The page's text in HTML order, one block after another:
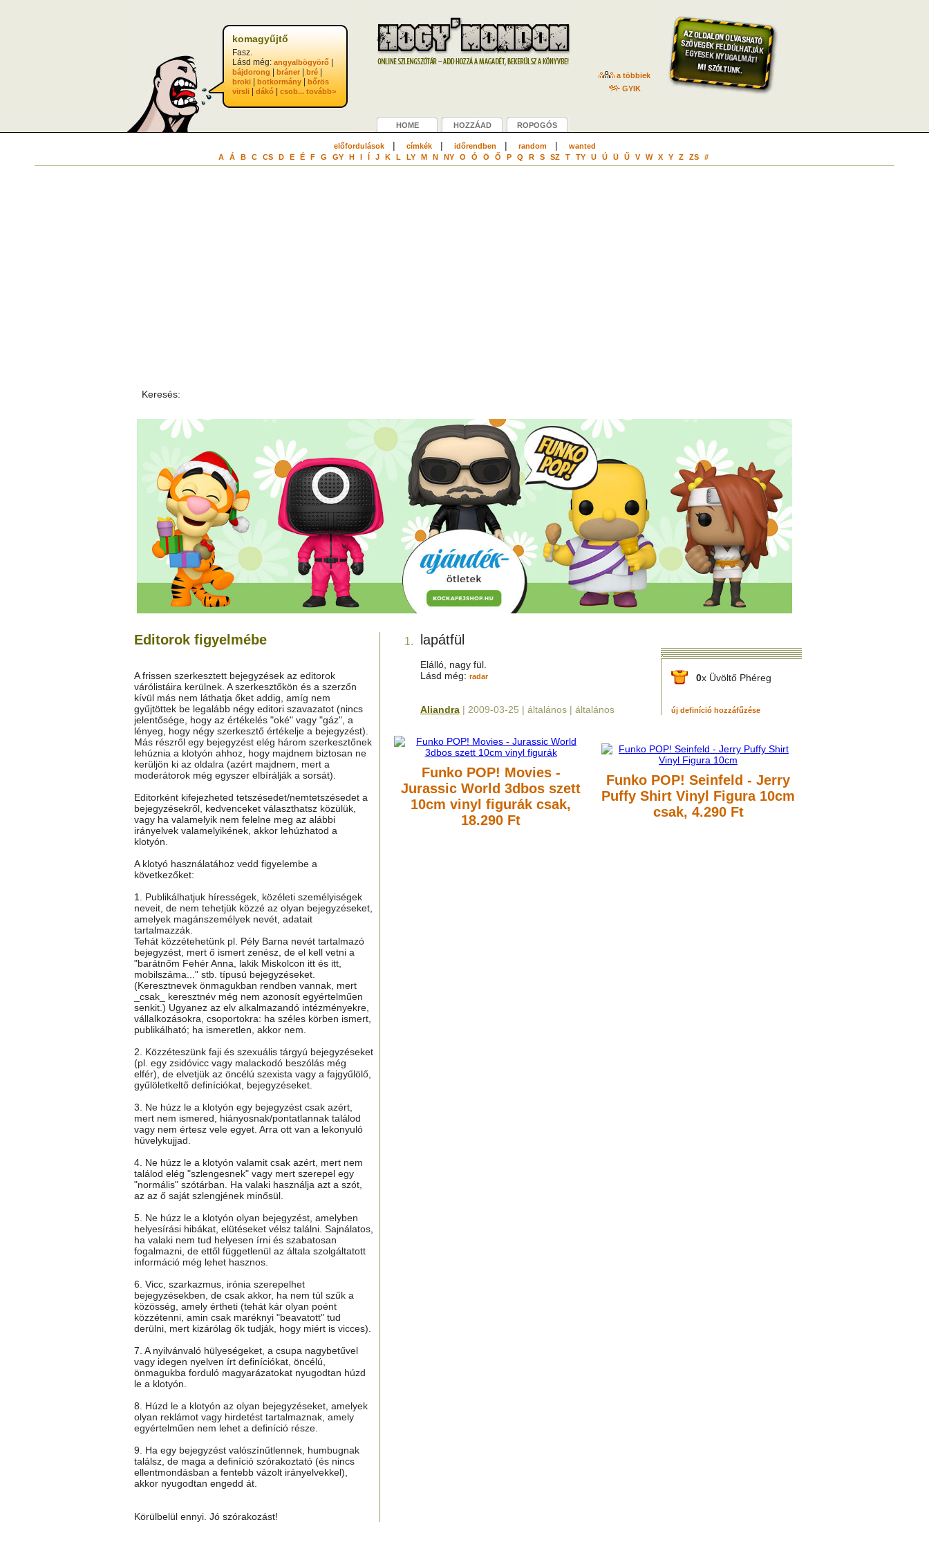
komagyűjtő
Fasz.
Lásd még: angyalbögyörő
bájdorong bráner bré
broki botkormány
bőrös
virsli
dákó csob... tovább>
a többiek
GYIK
HOME HOZZÁAD ROPOGÓS
előfordulások| címkék| időrendben | random|
wanted
A
Á B C CS D E É F G GY H I Í J K L LY M N NY O Ó Ö Ő P Q R S SZ T TY U Ú Ü Ű V W X Y Z ZS #
Keresés:
Editorok figyelmébe
A frissen szerkesztett bejegyzések az editorok
várólistáira kerülnek. A szerkesztőkön és a szerzőn
kívül más nem láthatja őket addig, amíg nem
gyűjtöttek be legalább négy editori szavazatot (nincs
jelentősége, hogy az értékelés "oké" vagy "gáz", a
lényeg, hogy négy szerkesztő értékelje a bejegyzést).
Más részről egy bejegyzést elég három szerkesztőnek
lehúznia a klotyón ahhoz, hogy majdnem biztosan ne
kerüljön ki az oldalra (azért majdnem, mert a
moderátorok még egyszer elbírálják a sorsát).
Editorként kifejezheted tetszésedet/nemtetszésedet a
bejegyzésekről, kedvenceket választhatsz közülük,
vagy ha valamelyik nem felelne meg az alábbi
irányelvek valamelyikének, akkor lehúzhatod a
klotyón.
A klotyó használatához vedd figyelembe a
következőket:
1. Publikálhatjuk hírességek, közéleti személyiségek
neveit, de nem tehetjük közzé az olyan bejegyzéseket,
amelyek magánszemélyek nevét, adatait
tartalmazzák.
Tehát közzétehetünk pl. Pély Barna nevét tartalmazó
bejegyzést, mert ő ismert zenész, de el kell vetni a
"barátnőm Fehér Anna, lakik Miskolcon itt és itt,
mobilszáma..." stb. típusú bejegyzéseket.
(Keresztnevek önmagukban rendben vannak, mert
_csak_ keresztnév még nem azonosít egyértelműen
senkit.) Ugyanez az elv alkalmazandó intézményekre,
vállalkozásokra, csoportokra: ha széles körben ismert,
publikálható; ha ismeretlen, akkor nem.
2. Közzéteszünk faji és szexuális tárgyú bejegyzéseket
(pl. egy zsidóvicc vagy malackodó beszólás még
elfér), de elvetjük az öncélú szexista vagy a fajgyűlölő,
gyűlöletkeltő definíciókat, bejegyzéseket.
3. Ne húzz le a klotyón egy bejegyzést csak azért,
mert nem ismered, hiányosnak/pontatlannak találod
vagy nem értesz vele egyet. Arra ott van a lekonyuló
hüvelykujjad.
4. Ne húzz le a klotyón valamit csak azért, mert nem
találod elég "szlengesnek" vagy mert szerepel egy
"normális" szótárban. Ha valaki használja azt a szót,
az az ő saját szlengjének minősül.
5. Ne húzz le a klotyón olyan bejegyzést, amelyben
helyesírási hibákat, elütéseket vélsz találni. Sajnálatos,
ha valaki nem tud helyesen írni és szabatosan
fogalmazni, de ettől függetlenül az általa szolgáltatott
információ még lehet hasznos.
6. Vicc, szarkazmus, irónia szerepelhet
bejegyzésekben, de csak akkor, ha nem túl szűk a
közösség, amely értheti (tehát kár olyan poént
közzétenni, amin csak maréknyi "beavatott" tud
derülni, mert kizárólag ők tudják, hogy miért is vicces).
7. A nyilvánvaló hülyeségeket, a csupa nagybetűvel
vagy idegen nyelven írt definíciókat, öncélú,
önmagukba forduló magyarázatokat nyugodtan húzd
le a klotyón.
8. Húzd le a klotyón az olyan bejegyzéseket, amelyek
olyan reklámot vagy hirdetést tartalmaznak, amely
egyértelműen nem lehet a definíció része.
9. Ha egy bejegyzést valószínűtlennek, humbugnak
találsz, de maga a definíció szórakoztató (és nincs
ellentmondásban a fentebb vázolt irányelvekkel),
akkor nyugodtan engedd át.
Körülbelül ennyi. Jó szórakozást!
1. lapátfül
Elálló, nagy fül.
Lásd még: radar 0x Üvöltő Phéreg
Aliandra | 2009-03-25 | általános | általános új definíció hozzáfűzése
Funko POP! Movies -
Jurassic World 3dbos szett
10cm vinyl figurák csak,
18.290 Ft
Funko POP! Seinfeld - Jerry
Puffy Shirt Vinyl Figura 10cm
csak, 4.290 Ft